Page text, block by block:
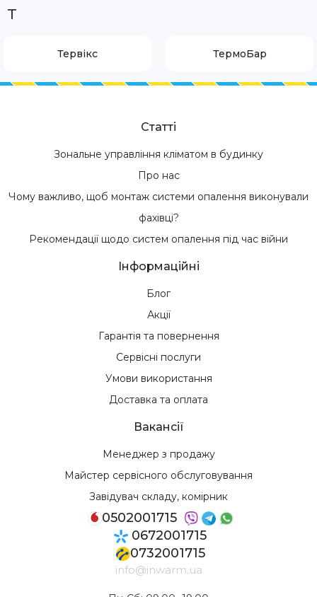
Т
Тервікс ТермоБар
Статті
Зональне управління кліматом в будинку
Про нас
Чому важливо, щоб монтаж системи опалення виконували
фахівці?
Рекомендації щодо систем опалення під час війни
Інформаційні
Блог
Акції
Гарантія та повернення
Сервісні послуги
Умови використання
Доставка та оплата
Вакансії
Менеджер з продажу
Майстер сервісного обслуговування
Завідувач складу, комірник
0502001715
0672001715
0732001715
info@inwarm.ua